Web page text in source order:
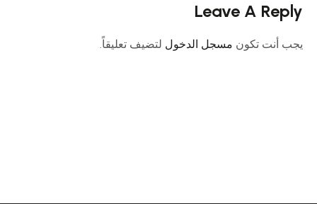
Leave A Reply
يجب أنت تكون مسجل الدخول لتضيف تعليقاً.